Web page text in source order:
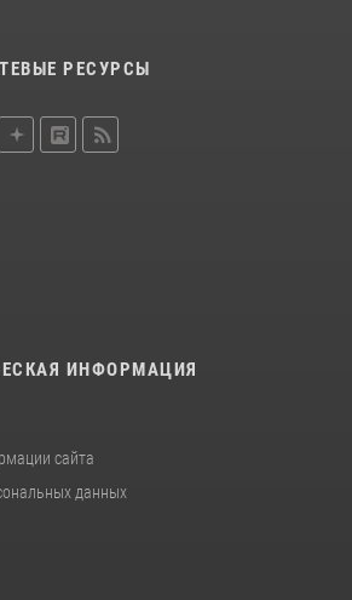
РЕСУРСЫ
ИНФОРМАЦИЯ
сайта
данных